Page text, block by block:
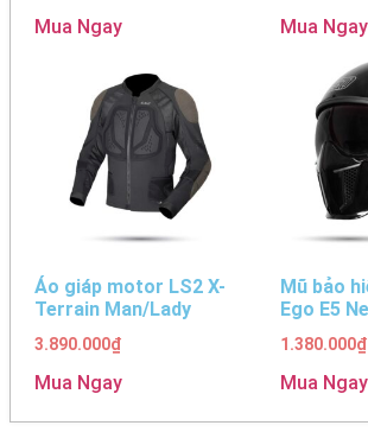
Mua Ngay Mua Ngay
Áo giáp motor LS2 X-
Terrain Man/Lady
3.890.000₫
Mua Ngay
Mũ bảo
Ego E5
1.380.000₫
Mua Ngay